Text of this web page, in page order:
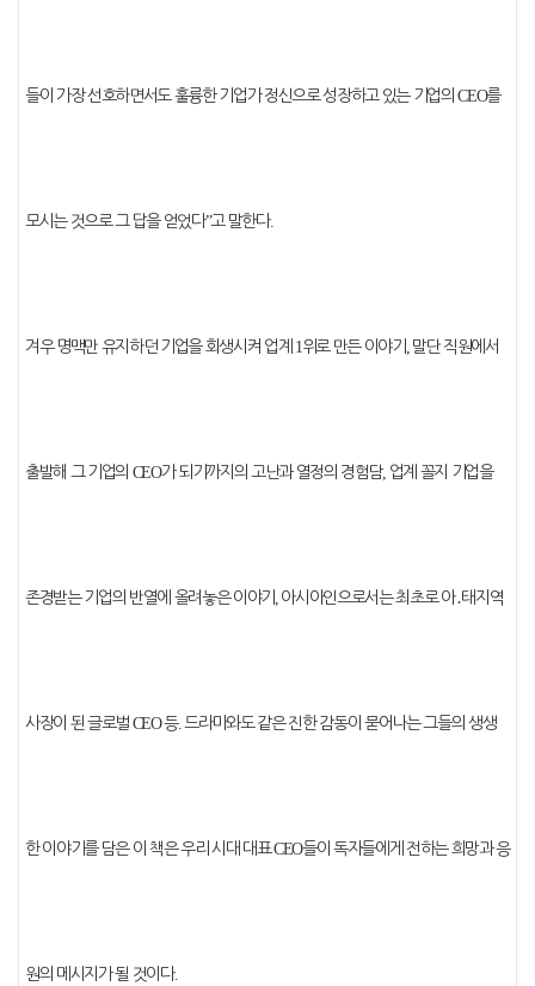
들이 가장 선호하면서도 훌륭한 기업가 정신으로 성장하고 있는 기업의CEO를
모시는 것으로 그 답을 얻었다”고 말한다.
겨우 명맥만 유지하던 기업을 회생시켜 업계 1위로 만든 이야기 , 말단 직원에서
출발해 그 기업의 CEO가 되기까지의 고난과 열정의 경험담, 업계 꼴지 기업을
존경받는 기업의 반열에 올려놓은 이야기 , 아시아인으로서는 최초로 아․태지역
사장이 된 글로벌 CEO등.드라마와도 같은 진한 감동이 묻어나는 그들의 생생
한 이야기를 담은 이 책은 우리 시대 대표CEO들이 독자들에게 전하는 희망과 응
원의 메시지가 될 것이다.